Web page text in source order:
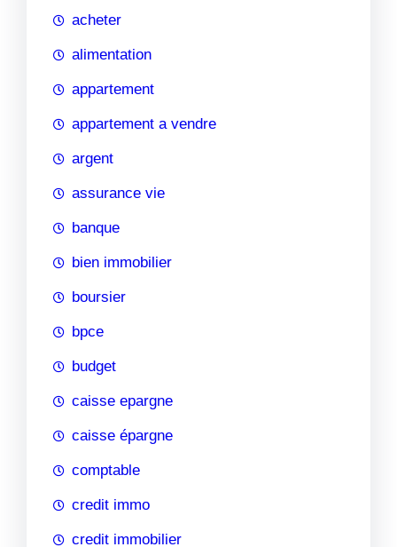
h
acheter
alimentation
appartement
appartement a vendre
argent
assurance vie
banque
bien immobilier
boursier
bpce
budget
caisse epargne
caisse épargne
comptable
credit immo
credit immobilier